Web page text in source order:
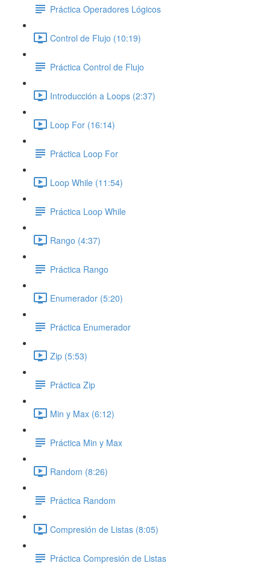
Práctica Operadores Lógicos
Control de Flujo (10:19)
Práctica Control de Flujo
Introducción a Loops (2:37)
Loop For (16:14)
Práctica Loop For
Loop While (11:54)
Práctica Loop While
Rango (4:37)
Práctica Rango
Enumerador (5:20)
Práctica Enumerador
Zip (5:53)
Práctica Zip
Min y Max (6:12)
Práctica Min y Max
Random (8:26)
Práctica Random
Compresión de Listas (8:05)
Práctica Compresión de Listas